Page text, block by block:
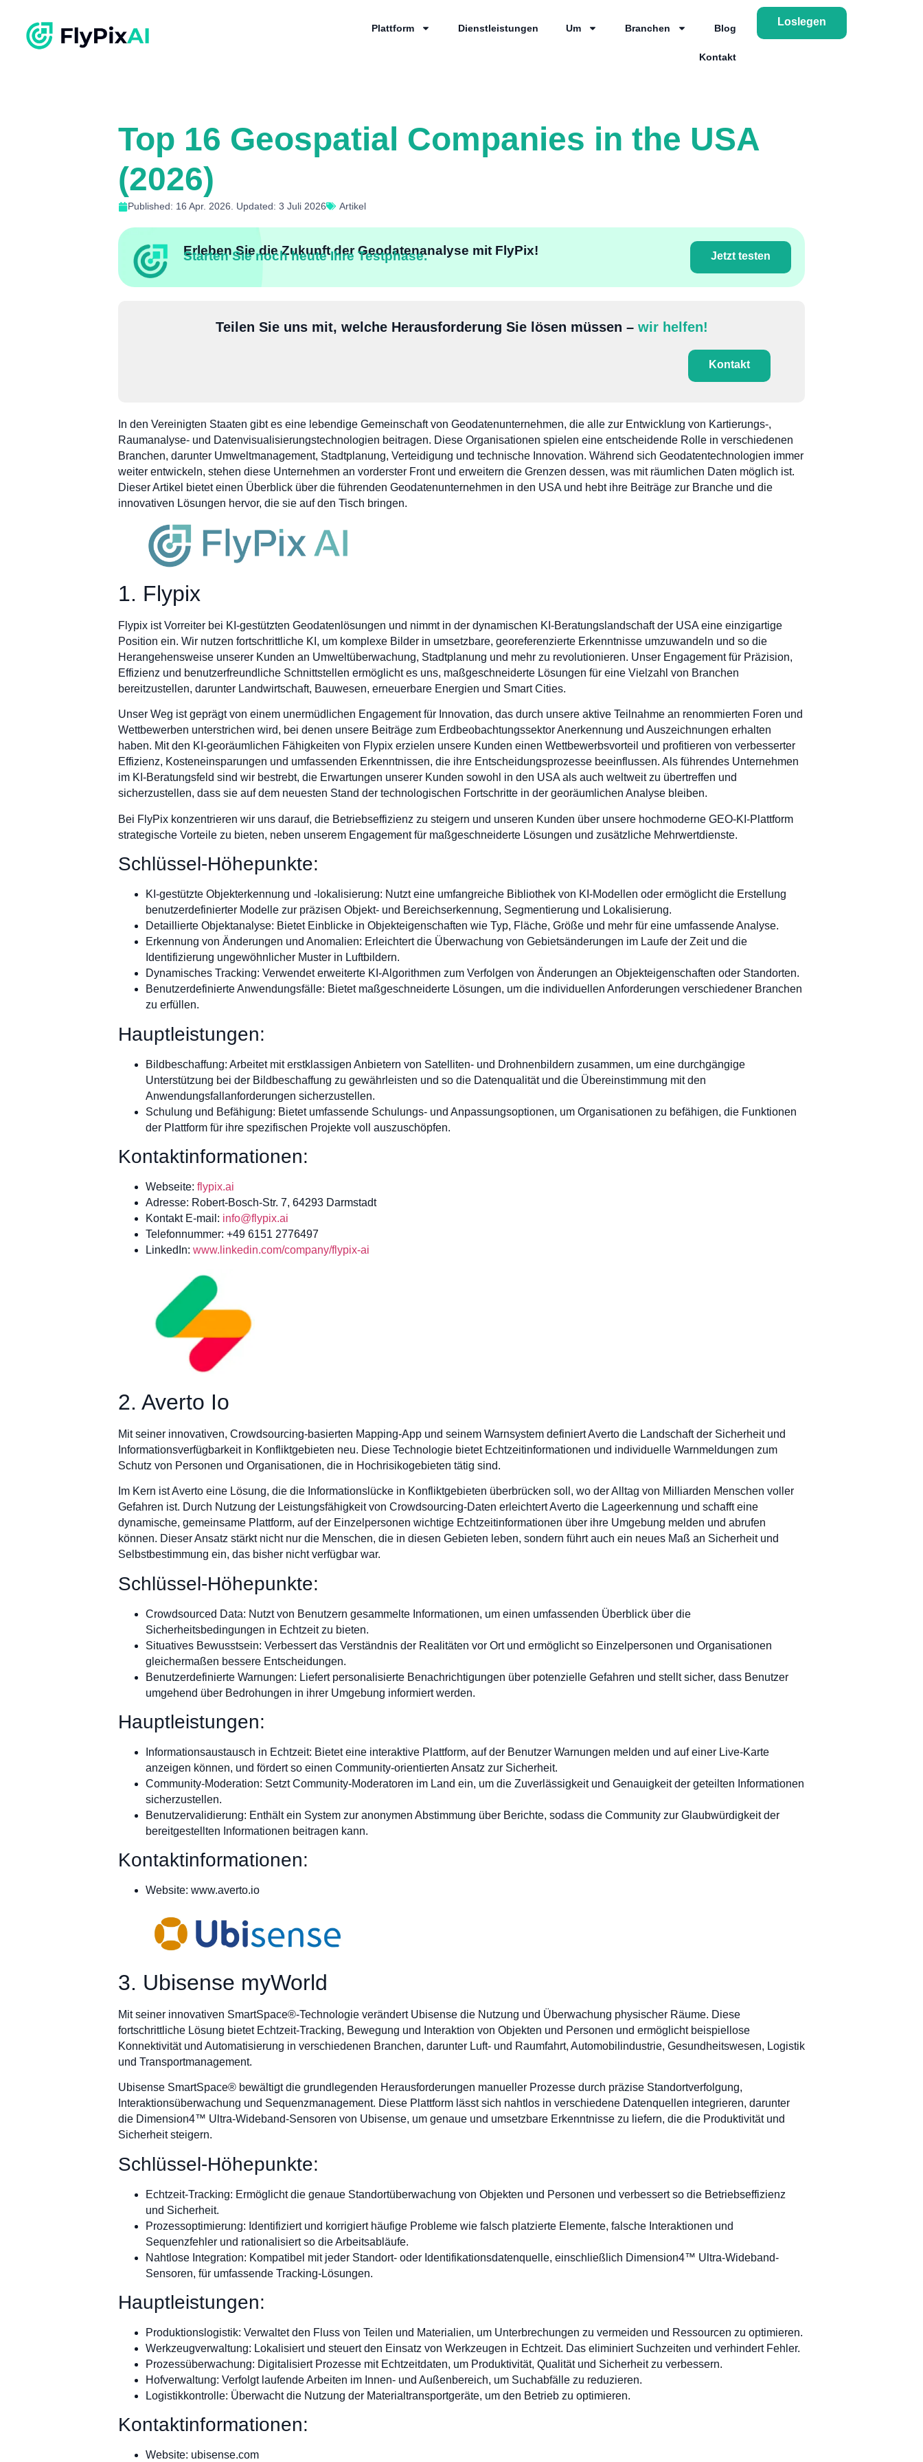
Plattform Dienstleistungen Um Branchen Blog
Kontakt
Loslegen
Top 16 Geospatial Companies in the USA
(2026)
Published: 16 Apr. 2026. Updated: 3 Juli 2026 Artikel
Erleben Sie die Zukunft der Geodatenanalyse mit FlyPix!
Starten Sie noch heute Ihre Testphase. Jetzt testen
Teilen Sie uns mit, welche Herausforderung Sie lösen müssen – wir helfen!
Kontakt
In den Vereinigten Staaten gibt es eine lebendige Gemeinschaft von Geodatenunternehmen, die alle zur Entwicklung von Kartierungs-,
Raumanalyse- und Datenvisualisierungstechnologien beitragen. Diese Organisationen spielen eine entscheidende Rolle in verschiedenen
Branchen, darunter Umweltmanagement, Stadtplanung, Verteidigung und technische Innovation. Während sich Geodatentechnologien immer
weiter entwickeln, stehen diese Unternehmen an vorderster Front und erweitern die Grenzen dessen, was mit räumlichen Daten möglich ist.
Dieser Artikel bietet einen Überblick über die führenden Geodatenunternehmen in den USA und hebt ihre Beiträge zur Branche und die
innovativen Lösungen hervor, die sie auf den Tisch bringen.
1. Flypix
Flypix ist Vorreiter bei KI-gestützten Geodatenlösungen und nimmt in der dynamischen KI-Beratungslandschaft der USA eine einzigartige
Position ein. Wir nutzen fortschrittliche KI, um komplexe Bilder in umsetzbare, georeferenzierte Erkenntnisse umzuwandeln und so die
Herangehensweise unserer Kunden an Umweltüberwachung, Stadtplanung und mehr zu revolutionieren. Unser Engagement für Präzision,
Effizienz und benutzerfreundliche Schnittstellen ermöglicht es uns, maßgeschneiderte Lösungen für eine Vielzahl von Branchen
bereitzustellen, darunter Landwirtschaft, Bauwesen, erneuerbare Energien und Smart Cities.
Unser Weg ist geprägt von einem unermüdlichen Engagement für Innovation, das durch unsere aktive Teilnahme an renommierten Foren und
Wettbewerben unterstrichen wird, bei denen unsere Beiträge zum Erdbeobachtungssektor Anerkennung und Auszeichnungen erhalten
haben. Mit den KI-georäumlichen Fähigkeiten von Flypix erzielen unsere Kunden einen Wettbewerbsvorteil und profitieren von verbesserter
Effizienz, Kosteneinsparungen und umfassenden Erkenntnissen, die ihre Entscheidungsprozesse beeinflussen. Als führendes Unternehmen
im KI-Beratungsfeld sind wir bestrebt, die Erwartungen unserer Kunden sowohl in den USA als auch weltweit zu übertreffen und
sicherzustellen, dass sie auf dem neuesten Stand der technologischen Fortschritte in der georäumlichen Analyse bleiben.
Bei FlyPix konzentrieren wir uns darauf, die Betriebseffizienz zu steigern und unseren Kunden über unsere hochmoderne GEO-KI-Plattform
strategische Vorteile zu bieten, neben unserem Engagement für maßgeschneiderte Lösungen und zusätzliche Mehrwertdienste.
Schlüssel-Höhepunkte:
KI-gestützte Objekterkennung und -lokalisierung: Nutzt eine umfangreiche Bibliothek von KI-Modellen oder ermöglicht die Erstellung
benutzerdefinierter Modelle zur präzisen Objekt- und Bereichserkennung, Segmentierung und Lokalisierung.
Detaillierte Objektanalyse: Bietet Einblicke in Objekteigenschaften wie Typ, Fläche, Größe und mehr für eine umfassende Analyse.
Erkennung von Änderungen und Anomalien: Erleichtert die Überwachung von Gebietsänderungen im Laufe der Zeit und die
Identifizierung ungewöhnlicher Muster in Luftbildern.
Dynamisches Tracking: Verwendet erweiterte KI-Algorithmen zum Verfolgen von Änderungen an Objekteigenschaften oder Standorten.
Benutzerdefinierte Anwendungsfälle: Bietet maßgeschneiderte Lösungen, um die individuellen Anforderungen verschiedener Branchen
zu erfüllen.
Hauptleistungen:
Bildbeschaffung: Arbeitet mit erstklassigen Anbietern von Satelliten- und Drohnenbildern zusammen, um eine durchgängige
Unterstützung bei der Bildbeschaffung zu gewährleisten und so die Datenqualität und die Übereinstimmung mit den
Anwendungsfallanforderungen sicherzustellen.
Schulung und Befähigung: Bietet umfassende Schulungs- und Anpassungsoptionen, um Organisationen zu befähigen, die Funktionen
der Plattform für ihre spezifischen Projekte voll auszuschöpfen.
Kontaktinformationen:
Webseite: flypix.ai
Adresse: Robert-Bosch-Str. 7, 64293 Darmstadt
Kontakt E-mail: info@flypix.ai
Telefonnummer: +49 6151 2776497
LinkedIn: www.linkedin.com/company/flypix-ai
2. Averto Io
Mit seiner innovativen, Crowdsourcing-basierten Mapping-App und seinem Warnsystem definiert Averto die Landschaft der Sicherheit und
Informationsverfügbarkeit in Konfliktgebieten neu. Diese Technologie bietet Echtzeitinformationen und individuelle Warnmeldungen zum
Schutz von Personen und Organisationen, die in Hochrisikogebieten tätig sind.
Im Kern ist Averto eine Lösung, die die Informationslücke in Konfliktgebieten überbrücken soll, wo der Alltag von Milliarden Menschen voller
Gefahren ist. Durch Nutzung der Leistungsfähigkeit von Crowdsourcing-Daten erleichtert Averto die Lageerkennung und schafft eine
dynamische, gemeinsame Plattform, auf der Einzelpersonen wichtige Echtzeitinformationen über ihre Umgebung melden und abrufen
können. Dieser Ansatz stärkt nicht nur die Menschen, die in diesen Gebieten leben, sondern führt auch ein neues Maß an Sicherheit und
Selbstbestimmung ein, das bisher nicht verfügbar war.
Schlüssel-Höhepunkte:
Crowdsourced Data: Nutzt von Benutzern gesammelte Informationen, um einen umfassenden Überblick über die
Sicherheitsbedingungen in Echtzeit zu bieten.
Situatives Bewusstsein: Verbessert das Verständnis der Realitäten vor Ort und ermöglicht so Einzelpersonen und Organisationen
gleichermaßen bessere Entscheidungen.
Benutzerdefinierte Warnungen: Liefert personalisierte Benachrichtigungen über potenzielle Gefahren und stellt sicher, dass Benutzer
umgehend über Bedrohungen in ihrer Umgebung informiert werden.
Hauptleistungen:
Informationsaustausch in Echtzeit: Bietet eine interaktive Plattform, auf der Benutzer Warnungen melden und auf einer Live-Karte
anzeigen können, und fördert so einen Community-orientierten Ansatz zur Sicherheit.
Community-Moderation: Setzt Community-Moderatoren im Land ein, um die Zuverlässigkeit und Genauigkeit der geteilten Informationen
sicherzustellen.
Benutzervalidierung: Enthält ein System zur anonymen Abstimmung über Berichte, sodass die Community zur Glaubwürdigkeit der
bereitgestellten Informationen beitragen kann.
Kontaktinformationen:
Website: www.averto.io
3. Ubisense myWorld
Mit seiner innovativen SmartSpace®-Technologie verändert Ubisense die Nutzung und Überwachung physischer Räume. Diese
fortschrittliche Lösung bietet Echtzeit-Tracking, Bewegung und Interaktion von Objekten und Personen und ermöglicht beispiellose
Konnektivität und Automatisierung in verschiedenen Branchen, darunter Luft- und Raumfahrt, Automobilindustrie, Gesundheitswesen, Logistik
und Transportmanagement.
Ubisense SmartSpace® bewältigt die grundlegenden Herausforderungen manueller Prozesse durch präzise Standortverfolgung,
Interaktionsüberwachung und Sequenzmanagement. Diese Plattform lässt sich nahtlos in verschiedene Datenquellen integrieren, darunter
die Dimension4™ Ultra-Wideband-Sensoren von Ubisense, um genaue und umsetzbare Erkenntnisse zu liefern, die die Produktivität und
Sicherheit steigern.
Schlüssel-Höhepunkte:
Echtzeit-Tracking: Ermöglicht die genaue Standortüberwachung von Objekten und Personen und verbessert so die Betriebseffizienz
und Sicherheit.
Prozessoptimierung: Identifiziert und korrigiert häufige Probleme wie falsch platzierte Elemente, falsche Interaktionen und
Sequenzfehler und rationalisiert so die Arbeitsabläufe.
Nahtlose Integration: Kompatibel mit jeder Standort- oder Identifikationsdatenquelle, einschließlich Dimension4™ Ultra-Wideband-
Sensoren, für umfassende Tracking-Lösungen.
Hauptleistungen:
Produktionslogistik: Verwaltet den Fluss von Teilen und Materialien, um Unterbrechungen zu vermeiden und Ressourcen zu optimieren.
Werkzeugverwaltung: Lokalisiert und steuert den Einsatz von Werkzeugen in Echtzeit. Das eliminiert Suchzeiten und verhindert Fehler.
Prozessüberwachung: Digitalisiert Prozesse mit Echtzeitdaten, um Produktivität, Qualität und Sicherheit zu verbessern.
Hofverwaltung: Verfolgt laufende Arbeiten im Innen- und Außenbereich, um Suchabfälle zu reduzieren.
Logistikkontrolle: Überwacht die Nutzung der Materialtransportgeräte, um den Betrieb zu optimieren.
Kontaktinformationen:
Website: ubisense.com